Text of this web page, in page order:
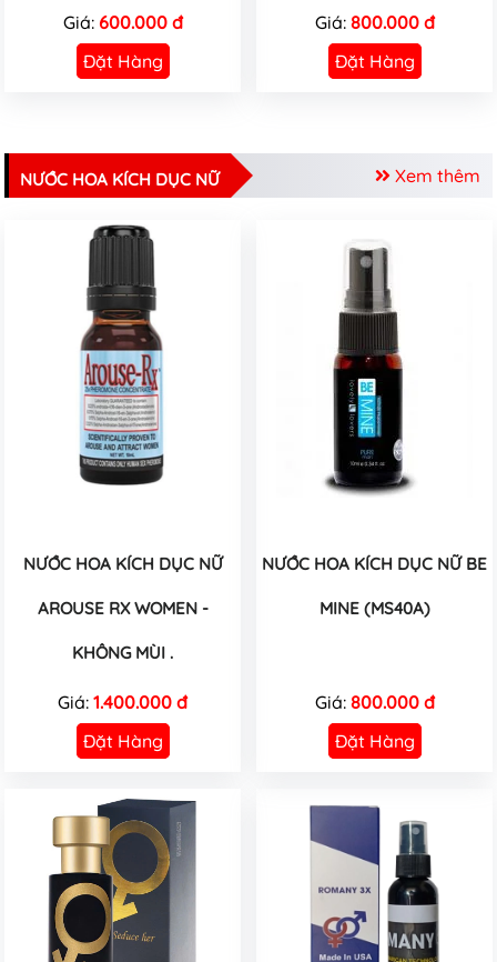
Giá: 600.000 đ
Đặt Hàng
Giá: 800.000 đ
Đặt Hàng
Xem thêm
NƯỚC HOA KÍCH DỤC NỮ
NƯỚC HOA KÍCH DỤC NỮ
AROUSE RX WOMEN -
KHÔNG MÙI .
Giá: 1.400.000 đ
Đặt Hàng
NƯỚC HOA KÍCH DỤC NỮ BE
MINE (MS40A)
Giá: 800.000 đ
Đặt Hàng